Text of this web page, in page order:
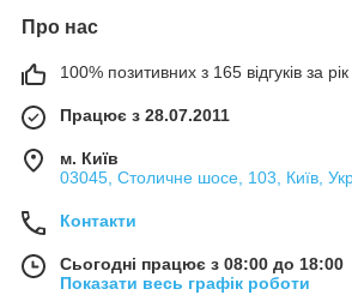
Про нас
100% позитивних з 165 відгуків за рік
Працює з 28.07.2011
м. Київ
03045, Столичне шосе, 103, Київ,
Контакти
Сьогодні працює з 08:00 до 18:00
Показати весь графік роботи